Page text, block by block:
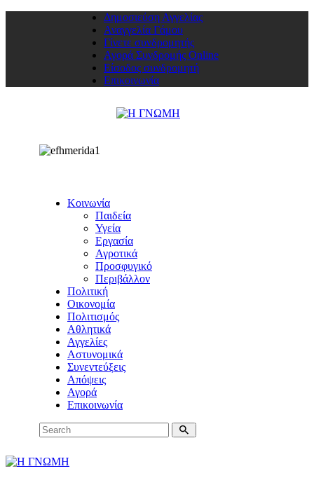
Δημοσιεύση Αγγελίας
Αναγγελία Γάμου
Γίνετε συνδρομητής
Αγορά Συνδρομής Online
Είσοδος συνδρομητή
Επικοινωνία
Κοινωνία
Παιδεία
Υγεία
Εργασία
Αγροτικά
Προσφυγικό
Περιβάλλον
Πολιτική
Οικονομία
Πολιτισμός
Αθλητικά
Αγγελίες
Αστυνομικά
Συνεντεύξεις
Απόψεις
Αγορά
Επικοινωνία